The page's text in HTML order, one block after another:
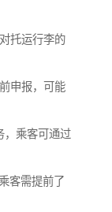
托运行李的
申报，可能
，乘客可通过
客需提前了